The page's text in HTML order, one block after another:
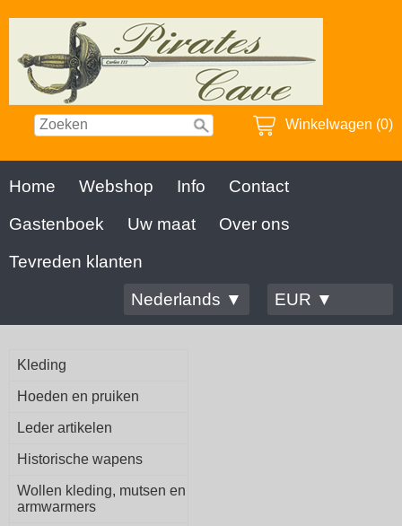
Winkelwagen (0)
Home Webshop Info
Contact
Gastenboek
Uw maat
Over ons
Tevreden klanten
Nederlands ▼
EUR ▼
Kleding
Hoeden en pruiken
Leder artikelen
Historische wapens
Wollen kleding, mutsen en
armwarmers